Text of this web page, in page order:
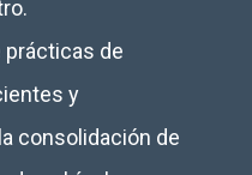
de
y
consolidación de